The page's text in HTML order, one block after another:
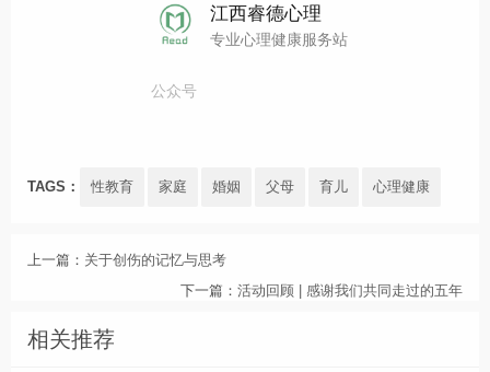
江西睿德心理
专业心理健康服务站
公众号
TAGS： 性教育 家庭 婚姻 父母 育儿 心理健康
上一篇： 关于创伤的记忆与思考
下一篇： 活动回顾 | 感谢我们共同走过的五年
相关推荐